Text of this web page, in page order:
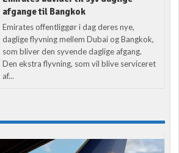
afgange til Bangkok
Emirates offentliggør i dag deres nye,
daglige flyvning mellem Dubai og Bangkok,
som bliver den syvende daglige afgang.
Den ekstra flyvning, som vil blive serviceret
af...